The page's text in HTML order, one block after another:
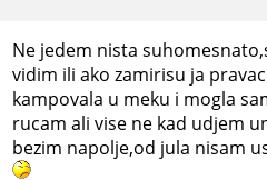
Ne jedem nista
vidim ili ako zamirisu ja
kampovala u meku i mogla
rucam ali vise ne kad udjem
bezim napolje,od jula nisam